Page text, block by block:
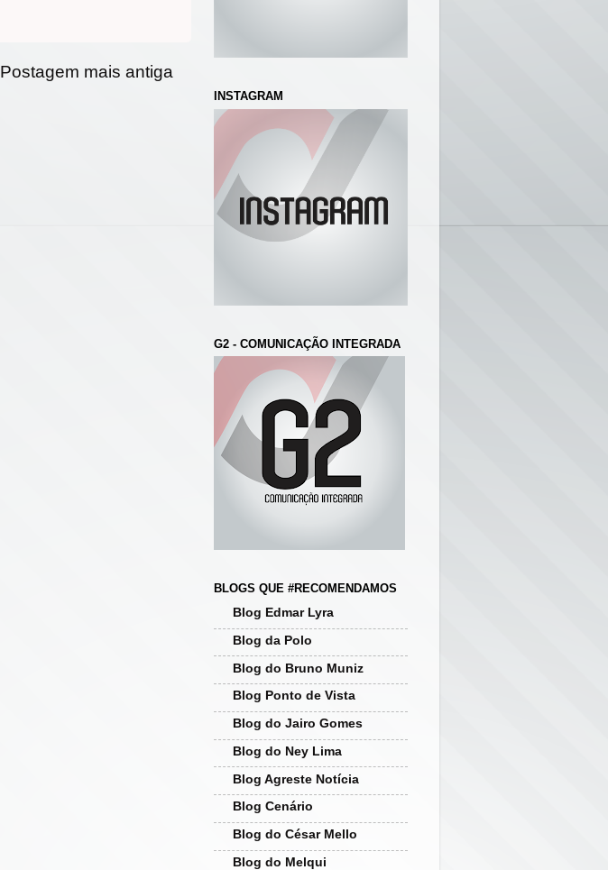
Postagem mais antiga
INSTAGRAM
G2 - COMUNICAÇÃO INTEGRADA
BLOGS QUE #RECOMENDAMOS
Blog Edmar Lyra
Blog da Polo
Blog do Bruno Muniz
Blog Ponto de Vista
Blog do Jairo Gomes
Blog do Ney Lima
Blog Agreste Notícia
Blog Cenário
Blog do César Mello
Blog do Melqui